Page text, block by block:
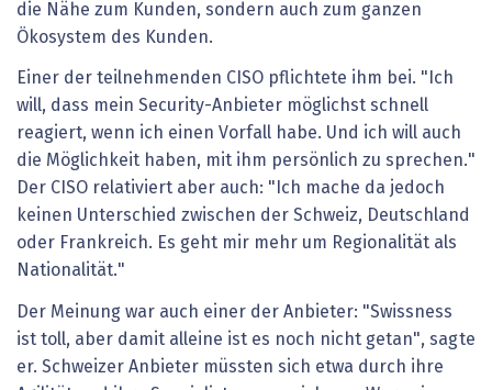
die Nähe zum Kunden, sondern auch zum ganzen
Ökosystem des Kunden.
Einer der teilnehmenden CISO pflichtete ihm bei. "Ich
will, dass mein Security-Anbieter möglichst schnell
reagiert, wenn ich einen Vorfall habe. Und ich will auch
die Möglichkeit haben, mit ihm persönlich zu sprechen."
Der CISO relativiert aber auch: "Ich mache da jedoch
keinen Unterschied zwischen der Schweiz, Deutschland
oder Frankreich. Es geht mir mehr um Regionalität als
Nationalität."
Der Meinung war auch einer der Anbieter: "Swissness
ist toll, aber damit alleine ist es noch nicht getan", sagte
er. Schweizer Anbieter müssten sich etwa durch ihre